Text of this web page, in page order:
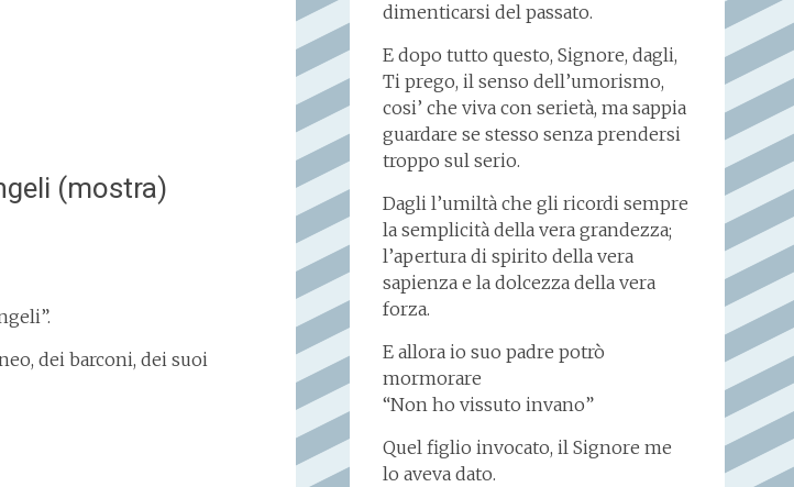
(mostra)
dei barconi, dei suoi
dimenticarsi del passato.
E dopo tutto questo, Signore, dagli,
Ti prego, il senso dell’umorismo,
cosi’ che viva con serietà, ma sappia
guardare se stesso senza prendersi
troppo sul serio.
Dagli l’umiltà che gli ricordi sempre
la semplicità della vera grandezza;
l’apertura di spirito della vera
sapienza e la dolcezza della vera
forza.
E allora io suo padre potrò
mormorare
“Non ho vissuto invano”
Quel figlio invocato, il Signore me
lo aveva dato.